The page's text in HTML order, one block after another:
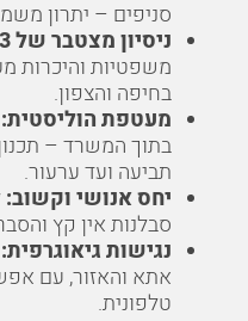
סניפים – יתרון
ניסיון מצטבר של 63 שנה:
משפטיות והיכרות
בחיפה והצפון.
מעטפת הוליסטית:
בתוך המשרד –
תביעה ועד ערעור.
יחס אנושי וקשוב:
סבלנות אין קץ
נגישות גיאוגרפית:
אתא והאזור, עם
טלפונית.